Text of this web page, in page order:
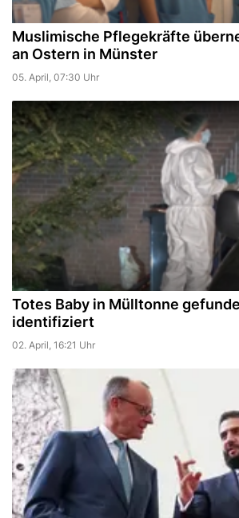
Muslimische Pflegekräfte
an Ostern in Münster
05. April, 07:30 Uhr
Totes Baby in Mülltonne
identifiziert
02. April, 16:21 Uhr